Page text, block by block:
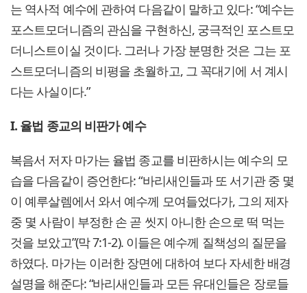
는 역사적 예수에 관하여 다음같이 말하고 있다: “예수는
포스트모더니즘의 관심을 구현하신, 궁극적인 포스트모
더니스트이실 것이다. 그러나 가장 분명한 것은 그는 포
스트모더니즘의 비평을 초월하고, 그 꼭대기에 서 계시
다는 사실이다.”
I. 율법 종교의 비판가 예수
복음서 저자 마가는 율법 종교를 비판하시는 예수의 모
습을 다음같이 증언한다: “바리새인들과 또 서기관 중 몇
이 예루살렘에서 와서 예수께 모여들었다가, 그의 제자
중 몇 사람이 부정한 손 곧 씻지 아니한 손으로 떡 먹는
것을 보았고”(막 7:1-2). 이들은 예수께 질책성의 질문을
하였다. 마가는 이러한 장면에 대하여 보다 자세한 배경
설명을 해준다: “바리새인들과 모든 유대인들은 장로들